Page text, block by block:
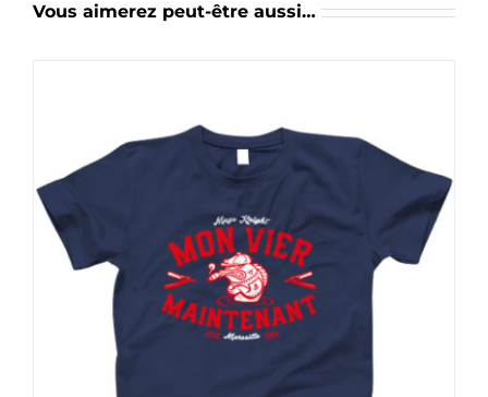
Vous aimerez peut-être aussi…